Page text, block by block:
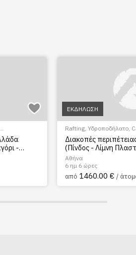
,
,
Αξιοθέατα
-
ΕΚΔΗΛΩΣΗ
Rafting, Υδροποδήλατο,
Hiking/Trekking
River
Ferrata ,Ιππασία,
Θρησκευτικός Τουρισμός,
Πεζοπορία Πόλης
Διακοπές
(Πίνδος - Λίμνη
Μετέωρα - Αθήνα)
Αθήνα
6 ημ 6 ώρες
από 1460.00 € /